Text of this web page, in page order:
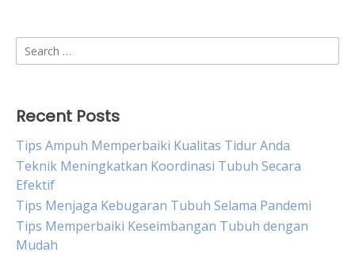
Search
for:
Recent Posts
Tips Ampuh Memperbaiki Kualitas Tidur Anda
Teknik Meningkatkan Koordinasi Tubuh Secara
Efektif
Tips Menjaga Kebugaran Tubuh Selama Pandemi
Tips Memperbaiki Keseimbangan Tubuh dengan
Mudah